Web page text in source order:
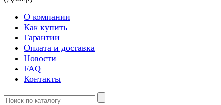
О компании
Как купить
Гарантии
Оплата и доставка
Новости
FAQ
Контакты